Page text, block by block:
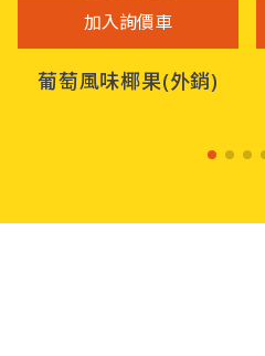
加入詢價車
葡萄風味椰果(外銷)